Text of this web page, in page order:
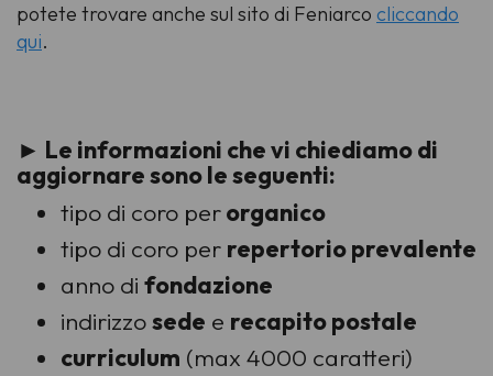
potete trovare anche sul sito di Feniarco cliccando
qui.
► Le informazioni che vi chiediamo di
aggiornare sono le seguenti:
tipo di coro perorganico
tipo di coro per repertorio prevalente
anno di fondazione
indirizzosede e recapito postale
curriculum (max 4000 caratteri)